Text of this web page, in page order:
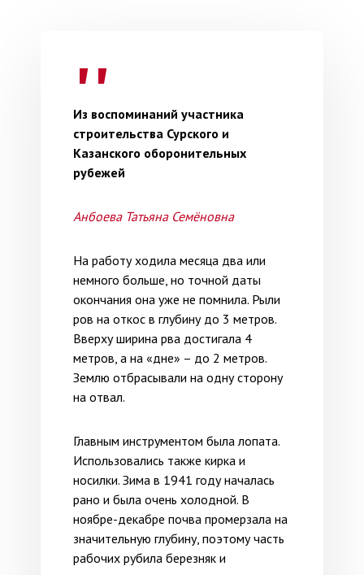
Из воспоминаний участника
строительства Сурского и
Казанского оборонительных
рубежей
Анбоева Татьяна Семёновна
На работу ходила месяца два или
немного больше, но точной даты
окончания она уже не помнила. Рыли
ров на откос в глубину до 3 метров.
Вверху ширина рва достигала 4
метров, а на «дне» – до 2 метров.
Землю отбрасывали на одну сторону
на отвал.
Главным инструментом была лопата.
Использовались также кирка и
носилки. Зима в 1941 году началась
рано и была очень холодной. В
ноябре-декабре почва промерзала на
значительную глубину, поэтому часть
рабочих рубила березняк и